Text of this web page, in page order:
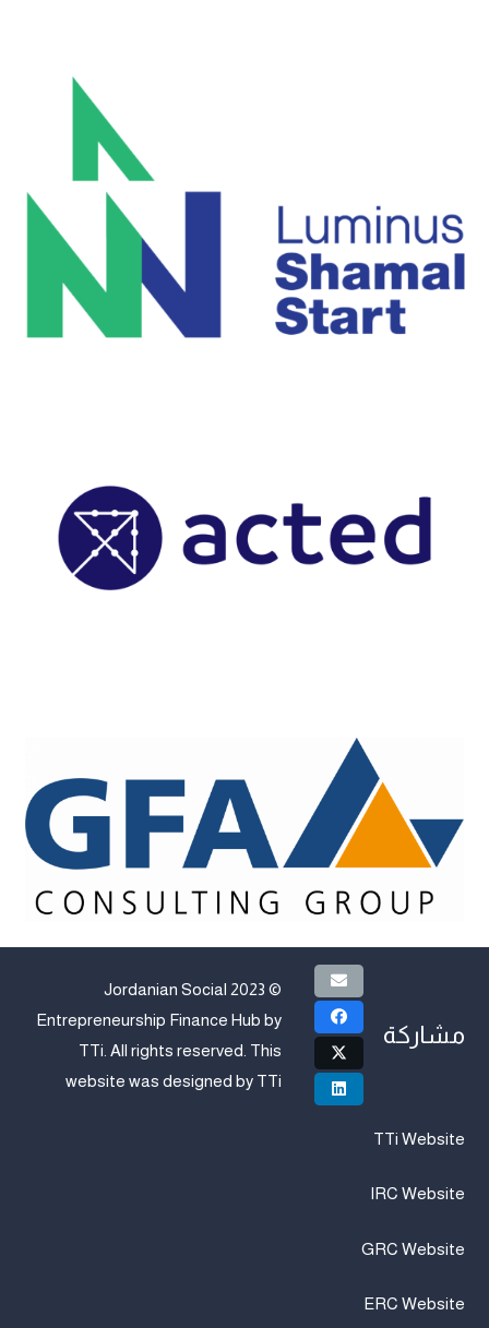
مشاركة
© 2023 Jordanian Social
Entrepreneurship Finance Hub by
TTi . All rights reserved. This
website was designed by TTi
TTi Website
IRC Website
GRC Website
ERC Website